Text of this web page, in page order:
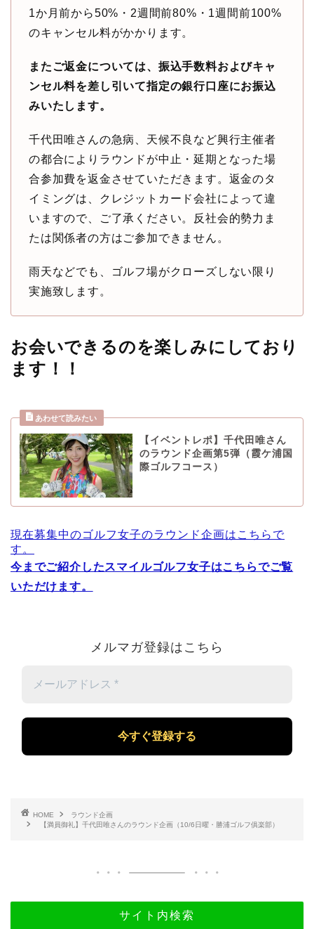
1か月前から50%・2週間前80%・1週間前100%
のキャンセル料がかかります。
またご返金については、振込手数料およびキャ
ンセル料を差し引いて指定の銀行口座にお振込
みいたします。
千代田唯さんの急病、天候不良など興行主催者
の都合によりラウンドが中止・延期となった場
合参加費を返金させていただきます。返金のタ
イミングは、クレジットカード会社によって違
いますので、ご了承ください。反社会的勢力ま
たは関係者の方はご参加できません。
雨天などでも、ゴルフ場がクローズしない限り
実施致します。
お会いできるのを楽しみにしており
ます！！
【イベントレポ】千代田唯さん
のラウンド企画第5弾（霞ケ浦国
際ゴルフコース）
現在募集中のゴルフ女子のラウンド企画はこちらで
す。
今までご紹介したスマイルゴルフ女子はこちらでご覧
いただけます。
メルマガ登録はこちら
ー
ア
レ
HOME
ラウンド企画
【満員御礼】千代田唯さんのラウンド企画（10/6日曜・勝浦ゴルフ俱楽部）
サイト内検索